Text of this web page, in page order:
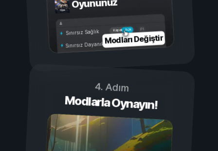
Oyununuz
Açık
Kapalı
Sınırsız Sağlık
Sınırsız DayanıklılıkModları Değiştir
4. Adım
Modlarla Oynayın!